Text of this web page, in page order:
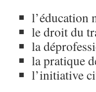
l’éducation
le droit du
la
la pratique
l’initiative